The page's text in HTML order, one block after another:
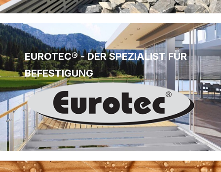
EUROTEC® - DER SPEZIALIST FÜR
BEFESTIGUNG